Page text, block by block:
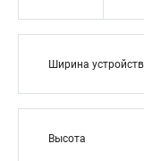
Ширина
Высота